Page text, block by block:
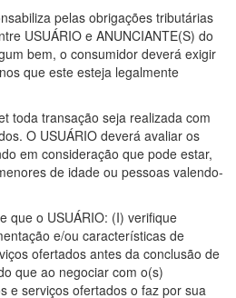
pelas obrigações tributárias
USUÁRIO e ANUNCIANTE(S) do
bem, o consumidor deverá exigir
que este esteja legalmente
toda transação seja realizada com
O USUÁRIO deverá avaliar os
em consideração que pode estar,
de idade ou pessoas valendo-
que o USUÁRIO: (I) verifique
e/ou características de
ofertados antes da conclusão de
que ao negociar com o(s)
e serviços ofertados o faz por sua